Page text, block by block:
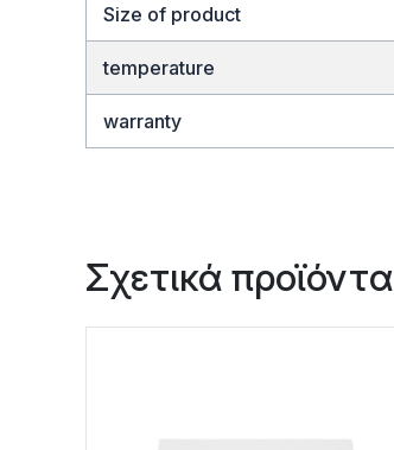
Size of product
temperature
warranty
Σχετικά προϊόντα